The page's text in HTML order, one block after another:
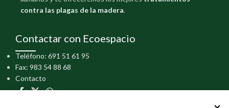
contra las plagas de la madera.
Contactar con Ecoespacio
Teléfono: 691 51 61 95
Fax: 983 54 88 68
Contacto